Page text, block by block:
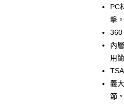
玉
台
台
元
玉
台
台
Google
ATM
運送
宅配
每筆
PC
擊。
360
內
用
義
節。